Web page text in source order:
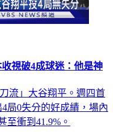
視破4成球迷：他是神
流」大谷翔平。週四首
局0失分的好成績，場內
至衝到41.9%。